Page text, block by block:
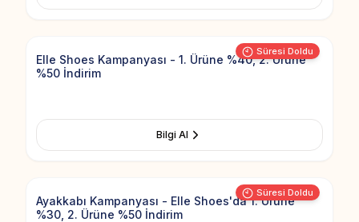
Süresi Doldu
Add to
Elle Shoes Kampanyası - 1. Ürüne %40, 2. Ürüne
%50 İndirim
Bilgi Al
Süresi Doldu
Add to
Ayakkabı Kampanyası - Elle Shoes'da 1. Ürüne
%30, 2. Ürüne %50 İndirim